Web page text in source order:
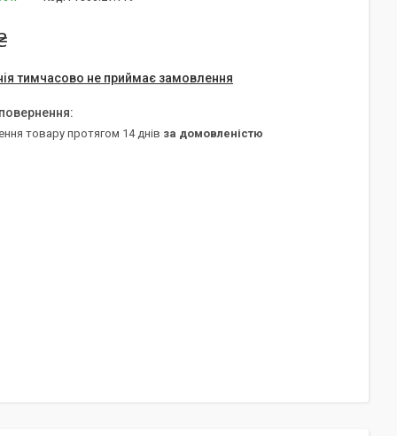
тимчасово не приймає замовлення
товару протягом 14 днів за домовленістю